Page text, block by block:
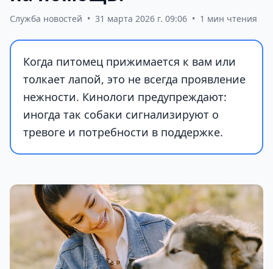
Служба новостей • 31 марта 2026 г. 09:06 • 1 мин чтения
Когда питомец прижимается к вам или
толкает лапой, это не всегда проявление
нежности. Кинологи предупреждают:
иногда так собаки сигнализируют о
тревоге и потребности в поддержке.